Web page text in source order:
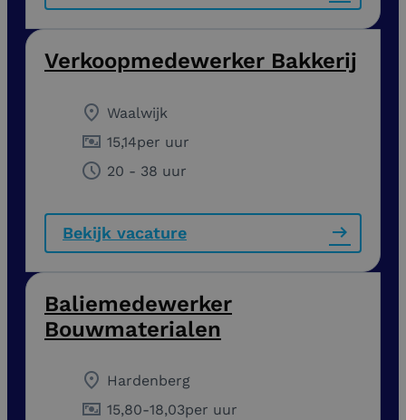
Verkoopmedewerker Bakkerij
Waalwijk
15,14per uur
20 - 38 uur
Bekijk vacature
Baliemedewerker
Bouwmaterialen
Hardenberg
15,80-18,03per uur